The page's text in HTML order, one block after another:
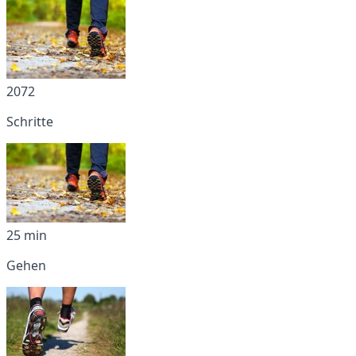
2072
Schritte
25 min
Gehen